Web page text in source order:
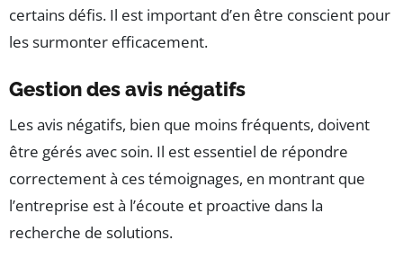
certains défis. Il est important d’en être conscient pour
les surmonter efficacement.
Gestion des avis négatifs
Les avis négatifs, bien que moins fréquents, doivent
être gérés avec soin. Il est essentiel de répondre
correctement à ces témoignages, en montrant que
l’entreprise est à l’écoute et proactive dans la
recherche de solutions.